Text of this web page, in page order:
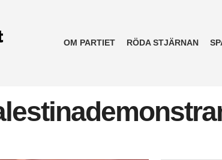
OM PARTIET RÖDA STJÄRNAN